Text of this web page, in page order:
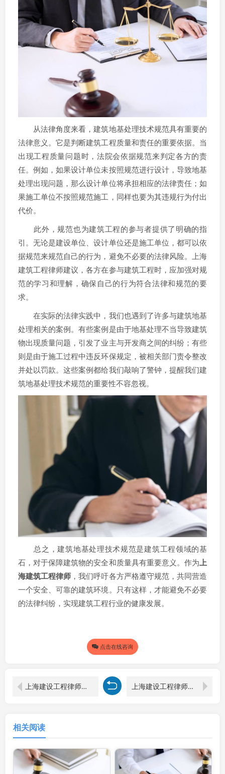
从法律角度来看，建筑地基处理技术规范具有重要的
法律意义。它是判断建筑工程质量和责任的重要依据。当
出现工程质量问题时，法院会依据规范来判定各方的责
任。例如，如果设计单位未按照规范进行设计，导致地基
处理出现问题，那么设计单位将承担相应的法律责任；如
果施工单位不按照规范施工，同样也要为其违规行为付出
代价。
此外，规范也为建筑工程的参与者提供了明确的指
引。无论是建设单位、设计单位还是施工单位，都可以依
据规范来规范自己的行为，避免不必要的法律风险。上海
建筑工程律师建议，各方在参与建筑工程时，应加强对规
范的学习和理解，确保自己的行为符合法律和规范的要
求。
在实际的法律实践中，我们也遇到了许多与建筑地基
处理相关的案例。有些案例是由于地基处理不当导致建筑
物出现质量问题，引发了业主与开发商之间的纠纷；有些
则是由于施工过程中违反环保规定，被相关部门责令整改
并处以罚款。这些案例都给我们敲响了警钟，提醒我们建
筑地基处理技术规范的重要性不容忽视。
总之，建筑地基处理技术规范是建筑工程领域的基
石，对于保障建筑物的安全和质量具有重要意义。作为上
海建筑工程律师 ，我们呼吁各方严格遵守规范，共同营造
一个安全、可靠的建筑环境。只有这样，才能避免不必要
的法律纠纷，实现建筑工程行业的健康发展。
点击在线咨询
上海建设工程律师视角下的工程质量验收统一标准 上海建设工程律师视角下的项目质量管理探讨
相关阅读